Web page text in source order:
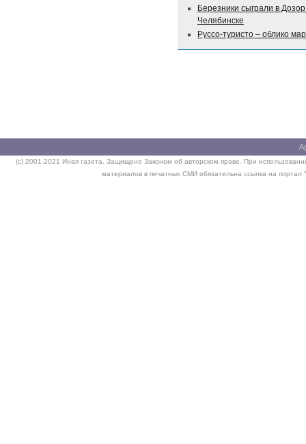
Березники сыграли в
Челябинске
Руссо-туристо – облико
(c) 2001-2021 Иная газета. Защищено Законом об авторском праве. При
материалов в печатных СМИ обязательна ссылка на